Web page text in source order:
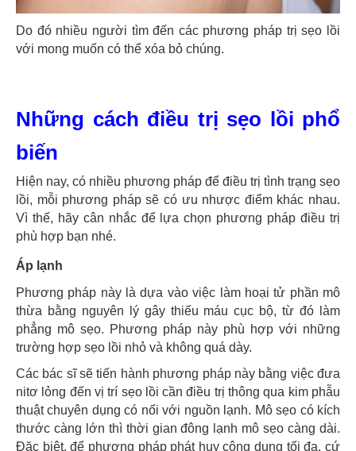
Do đó nhiều người tìm đến các phương pháp trị sẹo lồi
với mong muốn có thể xóa bỏ chúng.
Những cách điều trị sẹo lồi phổ
biến
Hiện nay, có nhiều phương pháp để điều trị tình trạng sẹo
lồi, mỗi phương pháp sẽ có ưu nhược điểm khác nhau.
Vì thế, hãy cân nhắc để lựa chọn phương pháp điều trị
phù hợp bạn nhé.
Áp lạnh
Phương pháp này là dựa vào việc làm hoại tử phần mô
thừa bằng nguyên lý gây thiếu máu cục bộ, từ đó làm
phẳng mô sẹo. Phương pháp này phù hợp với những
trường hợp sẹo lồi nhỏ và không quá dày.
Các bác sĩ sẽ tiến hành phương pháp này bằng việc đưa
nitơ lỏng đến vị trí sẹo lồi cần điều trị thông qua kim phẫu
thuật chuyên dụng có nối với nguồn lạnh. Mô sẹo có kích
thước càng lớn thì thời gian đông lạnh mô sẹo càng dài.
Đặc biệt, để phương pháp phát huy công dụng tối đa, cứ